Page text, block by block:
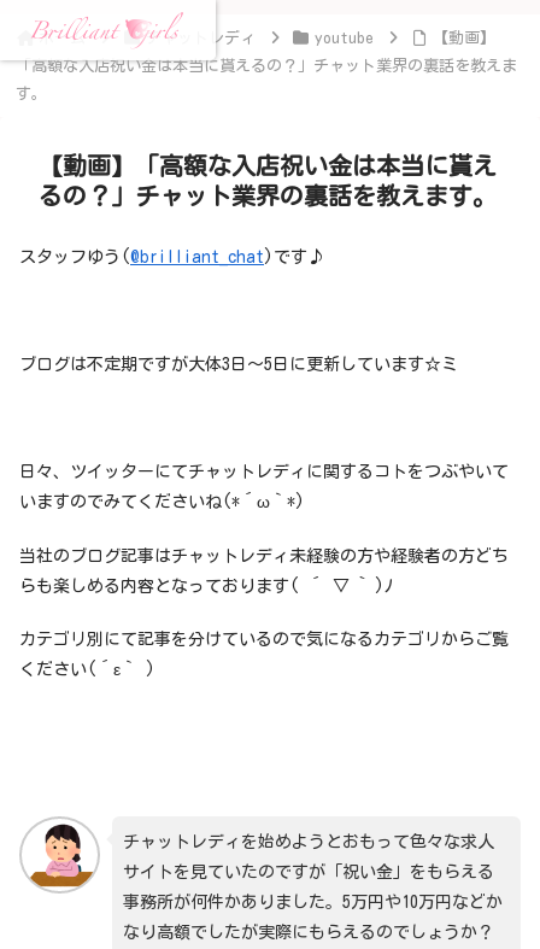
ホーム チャットレディ youtube
【動画】
「高額な入店祝い金は本当に貰えるの？」チャット業界の裏話を教えま
す。
【動画】「高額な入店祝い金は本当に貰え
るの？」チャット業界の裏話を教えます。
スタッフゆう(@brilliant_chat )です♪
ブログは不定期ですが大体3日～5日に更新しています☆ミ
日々、ツイッターにてチャットレディに関するコトをつぶやいて
いますのでみてくださいね(*´ω｀*)
当社のブログ記事はチャットレディ未経験の方や経験者の方どち
らも楽しめる内容となっております( ´ ▽ ` )ﾉ
カテゴリ別にて記事を分けているので気になるカテゴリからご覧
ください(´ε｀ )
チャットレディを始めようとおもって色々な求人
サイトを見ていたのですが「祝い金」をもらえる
事務所が何件かありました。5万円や10万円などか
なり高額でしたが実際にもらえるのでしょうか？